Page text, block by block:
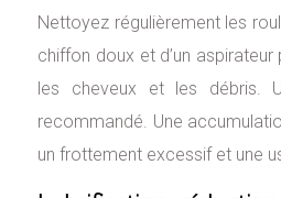
Nettoyez régulièrement les
chiffon doux et d’un
les cheveux et les débris.
recommandé. Une
un frottement excessif et une